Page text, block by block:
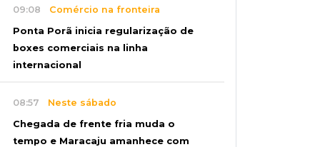
09:08 Comércio na fronteira
Ponta Porã inicia regularização de
boxes comerciais na linha
internacional
08:57 Neste sábado
Chegada de frente fria muda o
tempo e Maracaju amanhece com